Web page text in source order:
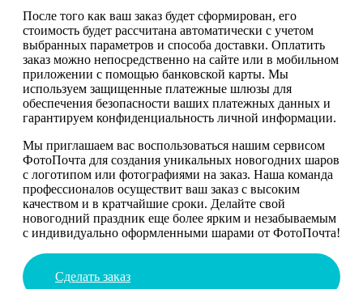
После того как ваш заказ будет сформирован, его
стоимость будет рассчитана автоматически с учетом
выбранных параметров и способа доставки. Оплатить
заказ можно непосредственно на сайте или в мобильном
приложении с помощью банковской карты. Мы
используем защищенные платежные шлюзы для
обеспечения безопасности ваших платежных данных и
гарантируем конфиденциальность личной информации.
Мы приглашаем вас воспользоваться нашим сервисом
ФотоПочта для создания уникальных новогодних шаров
с логотипом или фотографиями на заказ. Наша команда
профессионалов осуществит ваш заказ с высоким
качеством и в кратчайшие сроки. Делайте свой
новогодний праздник еще более ярким и незабываемым
с индивидуально оформленными шарами от ФотоПочта!
Сделать заказ